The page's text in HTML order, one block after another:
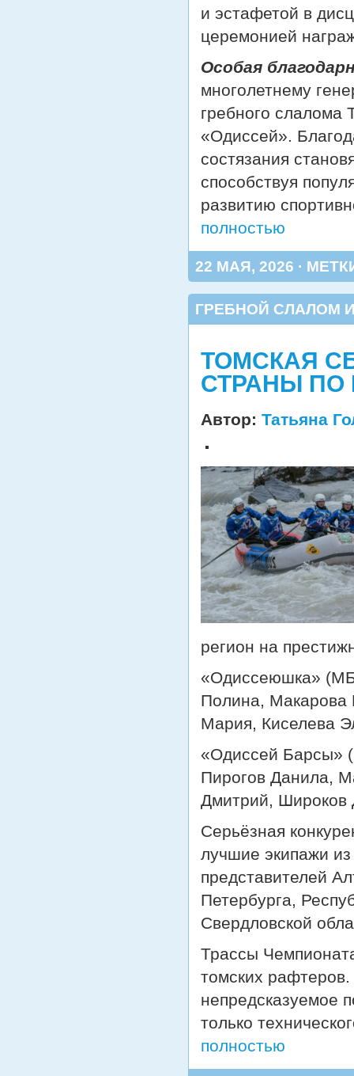
и эстафетой в
церемонией
Особая
многолетнему
гребного слалома
«Одиссей».
состязания
способствуя
развитию
полностью
22 МАЯ, 2026 ·
ГРЕБНОЙ СЛАЛОМ
ТОМСКАЯ
СТРАНЫ ПО
Автор: Татьяна
регион на
«Одиссеюшка»
Полина, Макарова
Мария, Киселева
«Одиссей Барсы»
Пирогов Данила,
Дмитрий, Широков
Серьёзная
лучшие экипажи
представителей
Петербурга,
Свердловской
Трассы
томских
непредсказуемое
только
полностью